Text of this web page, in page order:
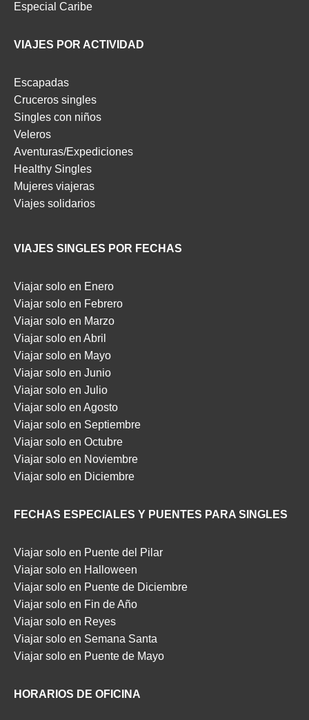
Especial Caribe
VIAJES POR ACTIVIDAD
Escapadas
Cruceros singles
Singles con niños
Veleros
Aventuras/Expediciones
Healthy Singles
Mujeres viajeras
Viajes solidarios
VIAJES SINGLES POR FECHAS
Viajar solo en Enero
Viajar solo en Febrero
Viajar solo en Marzo
Viajar solo en Abril
Viajar solo en Mayo
Viajar solo en Junio
Viajar solo en Julio
Viajar solo en Agosto
Viajar solo en Septiembre
Viajar solo en Octubre
Viajar solo en Noviembre
Viajar solo en Diciembre
FECHAS ESPECIALES Y PUENTES PARA SINGLES
Viajar solo en Puente del Pilar
Viajar solo en Halloween
Viajar solo en Puente de Diciembre
Viajar solo en Fin de Año
Viajar solo en Reyes
Viajar solo en Semana Santa
Viajar solo en Puente de Mayo
HORARIOS DE OFICINA